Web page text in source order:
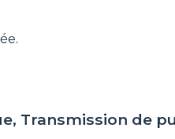
Transmission de